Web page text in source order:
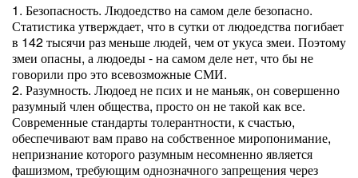
1. Безопасность. Людоедство на самом деле безопасно.
Статистика утверждает, что в сутки от людоедства погибает
в 142 тысячи раз меньше людей, чем от укуса змеи. Поэтому
змеи опасны, а людоеды - на самом деле нет, что бы не
говорили про это всевозможные СМИ.
2. Разумность. Людоед не псих и не маньяк, он совершенно
разумный член общества, просто он не такой как все.
Современные стандарты толерантности, к счастью,
обеспечивают вам право на собственное миропонимание,
непризнание которого разумным несомненно является
фашизмом, требующим однозначного запрещения через